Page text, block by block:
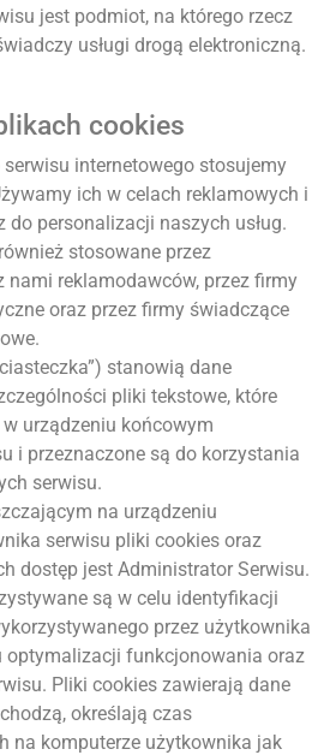
jest podmiot, na którego rzecz
usługi drogą elektroniczną.
cookies
internetowego stosujemy
ich w celach reklamowych i
do personalizacji naszych usług.
stosowane przez
nami reklamodawców, przez firmy
oraz przez firmy świadczące
stanowią dane
pliki tekstowe, które
urządzeniu końcowym
i przeznaczone są do korzystania
serwisu.
na urządzeniu
serwisu pliki cookies oraz
dostęp jest Administrator Serwisu.
są w celu identyfikacji
przez użytkownika
optymalizacji funkcjonowania oraz
Pliki cookies zawierają dane
określają czas
na komputerze użytkownika jak